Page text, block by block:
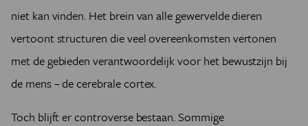
niet kan vinden. Het brein van alle gewervelde dieren
vertoont structuren die veel overeenkomsten vertonen
met de gebieden verantwoordelijk voor het bewustzijn bij
de mens – de cerebrale cortex.
Toch blijft er controverse bestaan. Sommige